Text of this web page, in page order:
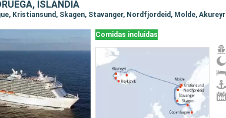
ISLANDIA
Comidas incluidas